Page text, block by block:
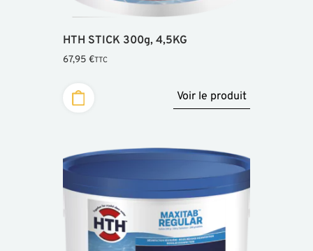
HTH STICK 300g, 4,5KG
67,95 €TTC
Voir le produit